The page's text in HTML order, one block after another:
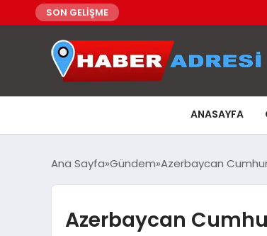
SON GELİŞME
ANASAYFA
Ana Sayfa Gündem Azerbaycan
Azerbaycan